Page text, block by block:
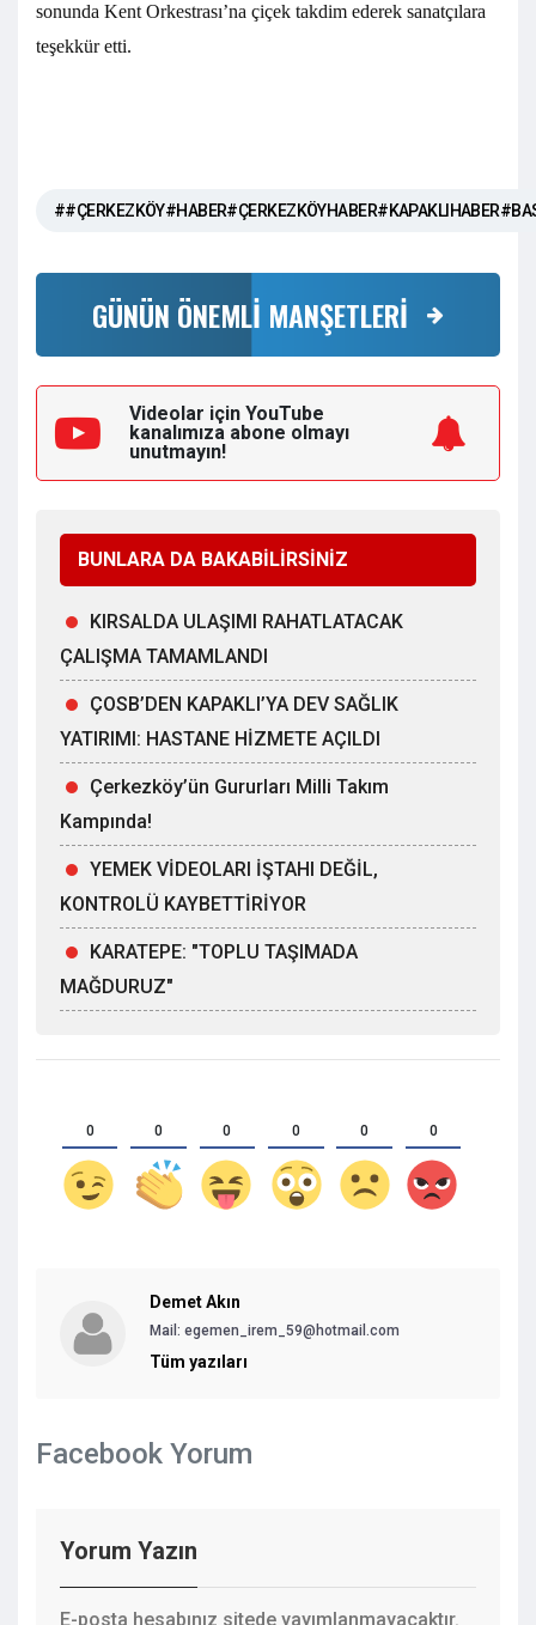
sonunda Kent Orkestrası’na çiçek takdim ederek sanatçılara
teşekkür etti.
GÜNÜN ÖNEMLİ MANŞETLERİ
Videolar için YouTube
kanalımıza abone olmayı
unutmayın!
BUNLARA DA BAKABİLİRSİNİZ
KIRSALDA ULAŞIMI RAHATLATACAK
ÇALIŞMA TAMAMLANDI
ÇOSB’DEN KAPAKLI’YA DEV SAĞLIK
YATIRIMI: HASTANE HİZMETE AÇILDI
Çerkezköy’ün Gururları Milli Takım
Kampında!
YEMEK VİDEOLARI İŞTAHI DEĞİL,
KONTROLÜ KAYBETTİRİYOR
KARATEPE: "TOPLU TAŞIMADA
MAĞDURUZ"
0 0 0 0 0 0
Demet Akın
Mail: egemen_irem_59@hotmail.com
Tüm yazıları
Facebook Yorum
Yorum Yazın
E-posta hesabınız sitede yayımlanmayacaktır.